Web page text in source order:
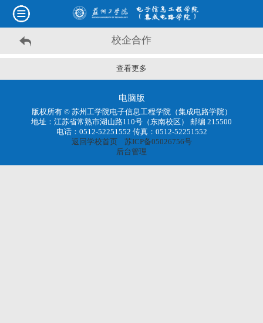
校企合作
查看更多
电脑版
版权所有 © 苏州工学院电子信息工程学院（集成电路学院）
地址：江苏省常熟市湖山路110号（东南校区） 邮编 215500
电话：0512-52251552 传真：0512-52251552
返回学校首页
苏ICP备05026756号
后台管理